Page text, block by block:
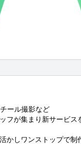
ール撮影など
フが集まり新サービス
かしワンストップで制